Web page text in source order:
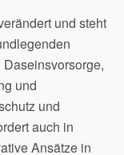
und steht
und
und
auch in
Ansätze in